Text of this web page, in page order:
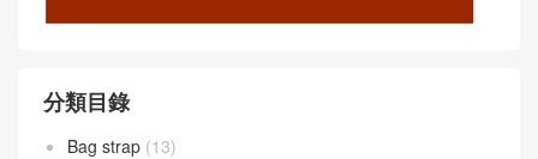
分類目錄
Bag strap (13)